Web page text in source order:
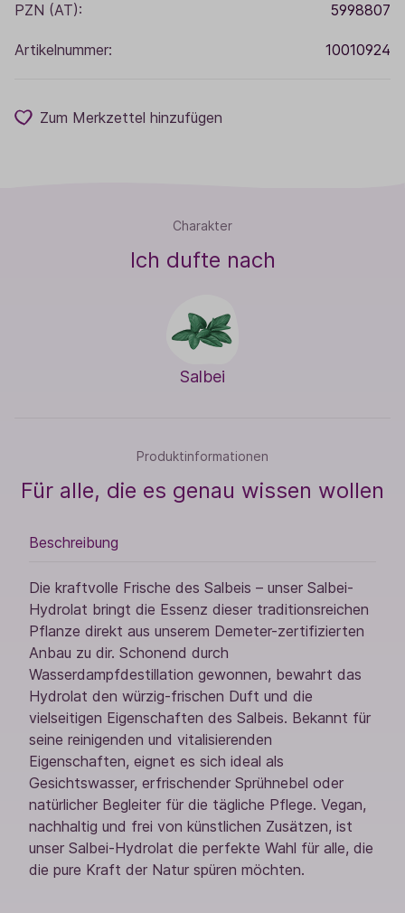
PZN (AT): 5998807
Artikelnummer: 10010924
Zum Merkzettel hinzufügen
Charakter
Ich dufte nach
Salbei
Produktinformationen
Für alle, die es genau wissen wollen
Beschreibung
Die kraftvolle Frische des Salbeis – unser Salbei-
Hydrolat bringt die Essenz dieser traditionsreichen
Pflanze direkt aus unserem Demeter-zertifizierten
Anbau zu dir. Schonend durch
Wasserdampfdestillation gewonnen, bewahrt das
Hydrolat den würzig-frischen Duft und die
vielseitigen Eigenschaften des Salbeis. Bekannt für
seine reinigenden und vitalisierenden
Eigenschaften, eignet es sich ideal als
Gesichtswasser, erfrischender Sprühnebel oder
natürlicher Begleiter für die tägliche Pflege. Vegan,
nachhaltig und frei von künstlichen Zusätzen, ist
unser Salbei-Hydrolat die perfekte Wahl für alle, die
die pure Kraft der Natur spüren möchten.